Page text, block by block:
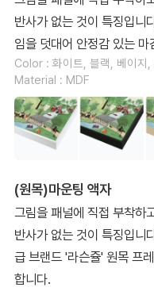
반사가 없는 것이 특징입니
임을 덧대어 안정감 있는 마
Color : 화이트, 블랙, 베이지,
Material : MDF
(원목)마운팅 액자
그림을 패널에 직접 부착하
반사가 없는 것이 특징입니
급 브랜드 '라슨쥴' 원목 프
합니다.